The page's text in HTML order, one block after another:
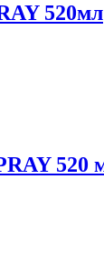
520мл
520